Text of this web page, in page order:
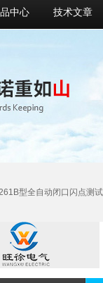
中心 技术文章
型全自动闭口闪点测